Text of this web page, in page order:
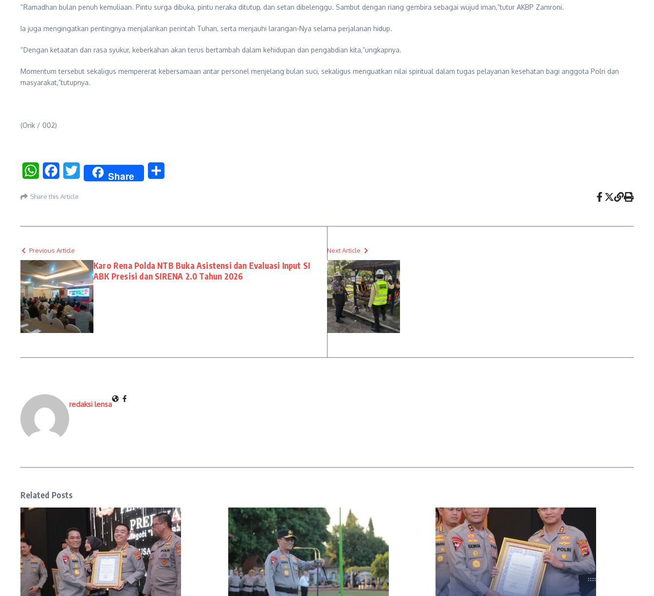
“Ramadhan bulan penuh kemuliaan. Pintu surga dibuka, pintu neraka ditutup, dan setan dibelenggu. Sambut dengan riang gembira sebagai wujud iman,”tutur AKBP Zamroni.
Ia juga mengingatkan pentingnya menjalankan perintah Tuhan, serta menjauhi larangan-Nya selama perjalanan hidup.
“Dengan ketaatan dan rasa syukur, keberkahan akan terus bertambah dalam kehidupan dan pengabdian kita,”ungkapnya.
Momentum tersebut sekaligus mempererat kebersamaan antar personel menjelang bulan suci, sekaligus menguatkan nilai spiritual dalam tugas pelayanan kesehatan bagi anggota Polri dan
masyarakat,”tutupnya.
(Orik / 002)
WhatsAppFacebookTwitter Share
Share this Article
Previous Article
Karo Rena Polda NTB Buka Asistensi dan Evaluasi Input SI
ABK Presisi dan SIRENA 2.0 Tahun 2026
Next Article
redaksi lensa
Related Posts